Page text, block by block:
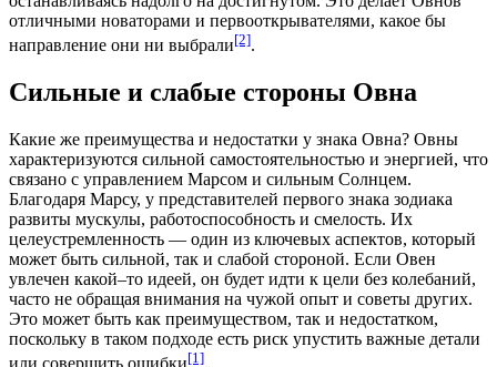
отличными новаторами и первооткрывателями, какое бы
направление они ни выбрали[2].
Сильные и слабые стороны Овна
Какие же преимущества и недостатки у знака Овна? Овны
характеризуются сильной самостоятельностью и энергией, что
связано с управлением Марсом и сильным Солнцем.
Благодаря Марсу, у представителей первого знака зодиака
развиты мускулы, работоспособность и смелость. Их
целеустремленность — один из ключевых аспектов, который
может быть сильной, так и слабой стороной. Если Овен
увлечен какой‒то идеей, он будет идти к цели без колебаний,
часто не обращая внимания на чужой опыт и советы других.
Это может быть как преимуществом, так и недостатком,
поскольку в таком подходе есть риск упустить важные детали
[1]